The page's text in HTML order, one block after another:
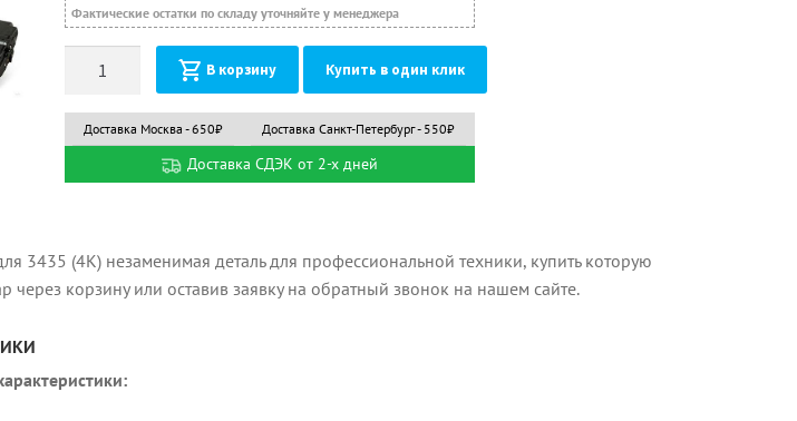
Фактические остатки по складу уточняйте у менеджера
В корзину Купить в один клик
Доставка Москва - 650₽ Доставка Санкт-Петербург - 550₽
Доставка СДЭК от 2-х дней
3435 (4K) незаменимая деталь для профессиональной техники, купить которую
через корзину или оставив заявку на обратный звонок на нашем сайте.